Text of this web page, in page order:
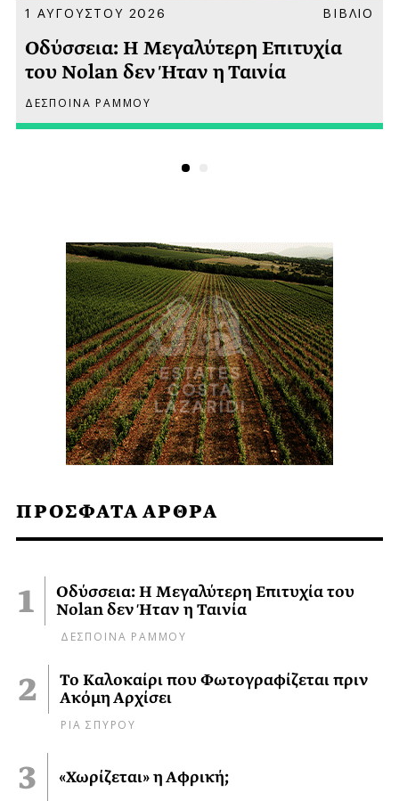
ΠΡΟΣΦΑΤΑ ΑΡΘΡΑ
Οδύσσεια: Η Μεγαλύτερη Επιτυχία του
Nolan δεν Ήταν η Ταινία
ΔΕΣΠΟΙΝΑ ΡΑΜΜΟΥ
Το Καλοκαίρι που Φωτογραφίζεται πριν
Ακόμη Αρχίσει
ΡΙΑ ΣΠΥΡΟΥ
«Χωρίζεται» η Αφρική;
1 ΑΥΓΟΥΣΤΟΥ 2026 ΒΙΒΛΙΟ
Οδύσσεια: Η Μεγαλύτερη Επιτυχία
του Nolan δεν Ήταν η Ταινία
ΔΕΣΠΟΙΝΑ ΡΑΜΜΟΥ